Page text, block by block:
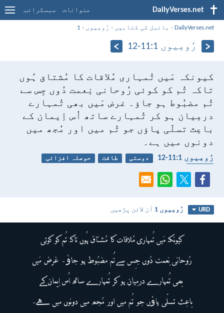
DailyVerses.net عنوانات سبسکرائب
DailyVerses.net
› بائبل کی کتابیں › رُومِیوں ›
1
رُومِیوں 1:‏11-‏12
کیونکہ مَیں تُمہاری مُلاقات کا مُشتاق ہُوں
تاکہ تُم کو کوئی رُوحانی نِعمت دُوں جِس سے
تُم مضبُوط ہو جاؤ۔ غرض مَیں بھی تُمہارے
درمِیان ہو کر تُمہارے ساتھ اُس اِیمان کے
باعِث تسلّی پاؤں جو تُم میں اور مُجھ میں
دونوں میں ہے۔
رُومِیوں 1:‏11-‏12 دوستی طاقت
حوصلہ افزائی
URD رُومِیوں 1 آن لائن پڑھیں